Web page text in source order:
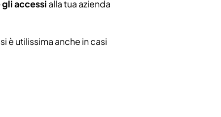
accessi alla tua azienda
è utilissima anche in casi